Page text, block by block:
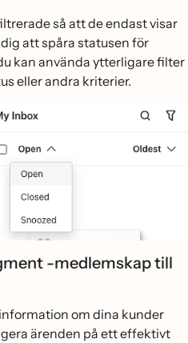
så att de endast visar
att spåra statusen för
kan använda ytterligare filter
eller andra kriterier.
-medlemskap till
om dina kunder
ärenden på ett effektivt